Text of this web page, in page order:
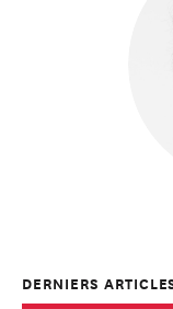
DERNIERS